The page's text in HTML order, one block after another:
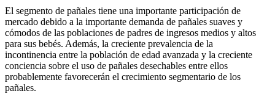
El segmento de pañales tiene una importante participación de
mercado debido a la importante demanda de pañales suaves y
cómodos de las poblaciones de padres de ingresos medios y altos
para sus bebés. Además, la creciente prevalencia de la
incontinencia entre la población de edad avanzada y la creciente
conciencia sobre el uso de pañales desechables entre ellos
probablemente favorecerán el crecimiento segmentario de los
pañales.